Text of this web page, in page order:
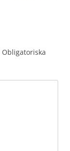
Obligatoriska